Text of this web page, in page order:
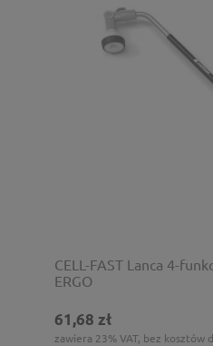
CELL-FAST Lanca 4-
ERGO
61,68 zł
zawiera 23% VAT, bez kosztów